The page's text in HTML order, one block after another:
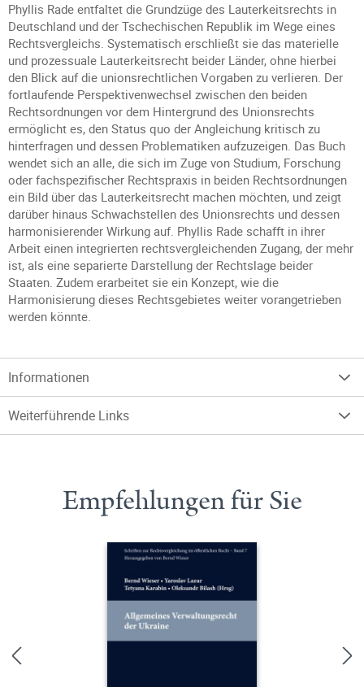
Phyllis Rade entfaltet die Grundzüge des Lauterkeitsrechts in
Deutschland und der Tschechischen Republik im Wege eines
Rechtsvergleichs. Systematisch erschließt sie das materielle
und prozessuale Lauterkeitsrecht beider Länder, ohne hierbei
den Blick auf die unionsrechtlichen Vorgaben zu verlieren. Der
fortlaufende Perspektivenwechsel zwischen den beiden
Rechtsordnungen vor dem Hintergrund des Unionsrechts
ermöglicht es, den Status quo der Angleichung kritisch zu
hinterfragen und dessen Problematiken aufzuzeigen. Das Buch
wendet sich an alle, die sich im Zuge von Studium, Forschung
oder fachspezifischer Rechtspraxis in beiden Rechtsordnungen
ein Bild über das Lauterkeitsrecht machen möchten, und zeigt
darüber hinaus Schwachstellen des Unionsrechts und dessen
harmonisierender Wirkung auf. Phyllis Rade schafft in ihrer
Arbeit einen integrierten rechtsvergleichenden Zugang, der mehr
ist, als eine separierte Darstellung der Rechtslage beider
Staaten. Zudem erarbeitet sie ein Konzept, wie die
Harmonisierung dieses Rechtsgebietes weiter vorangetrieben
werden könnte.
Informationen
Weiterführende Links
Empfehlungen für Sie